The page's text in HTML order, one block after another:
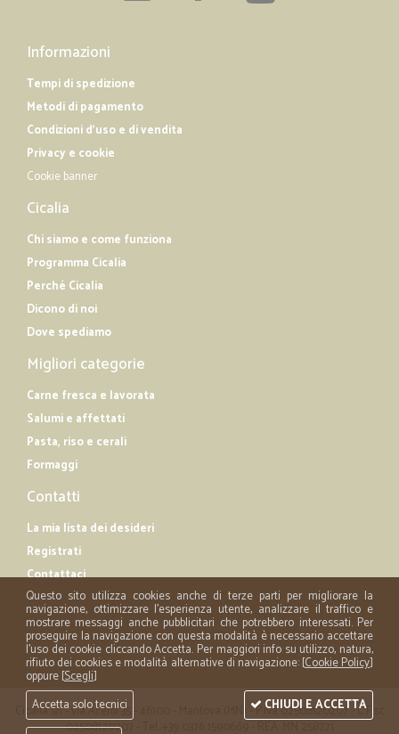
Informazioni
Tempi di spedizione
Metodi di pagamento
Condizioni d'uso e di vendita
Privacy e cookie
Cookie banner
Cicalia
Chi siamo e come funziona
Programma Cicalia
Perché Cicalia
Dicono di noi
Dove spediamo
Migliori categorie
Carne fresca e lavorata
Salumi e affettati
Pasta, riso e cerali
Formaggi
Contatti
La mia lista dei desideri
Registrati
Contattaci
Cicalia srl - via Acerbi 35 - 46100 - Mantova (MN) - P.iva 02508120207 - C.Fisc
02508120207 - Tel. +39 0376 1590669 - REA: MN 258721
Questo sito utilizza cookies anche di terze parti per migliorare la
navigazione, ottimizzare l'esperienza utente, analizzare il traffico e
mostrare messaggi anche pubblicitari che potrebbero interessati. Per
proseguire la navigazione con questa modalità è necessario accettare
l'uso dei cookie cliccando Accetta. Per maggiori info su utilizzo, natura,
rifiuto dei cookies e modalità alternative di navigazione: [Cookie Policy]
oppure [Scegli]
Accetta solo tecnici
CHIUDI E ACCETTA